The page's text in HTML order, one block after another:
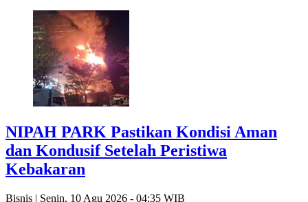
NIPAH PARK Pastikan Kondisi Aman
dan Kondusif Setelah Peristiwa
Kebakaran
Bisnis | Senin, 10 Agu 2026 - 04:35 WIB